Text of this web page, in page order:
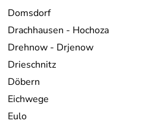
Domsdorf
Drachhausen - Hochoza
Drehnow - Drjenow
Drieschnitz
Döbern
Eichwege
Eulo